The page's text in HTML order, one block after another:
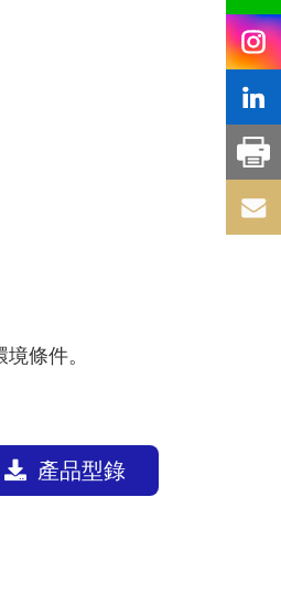
條件。
產品型錄